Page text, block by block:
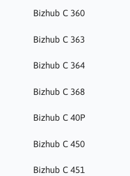
Bizhub C 360
Bizhub C 363
Bizhub C 364
Bizhub C 368
Bizhub C 40P
Bizhub C 450
Bizhub C 451